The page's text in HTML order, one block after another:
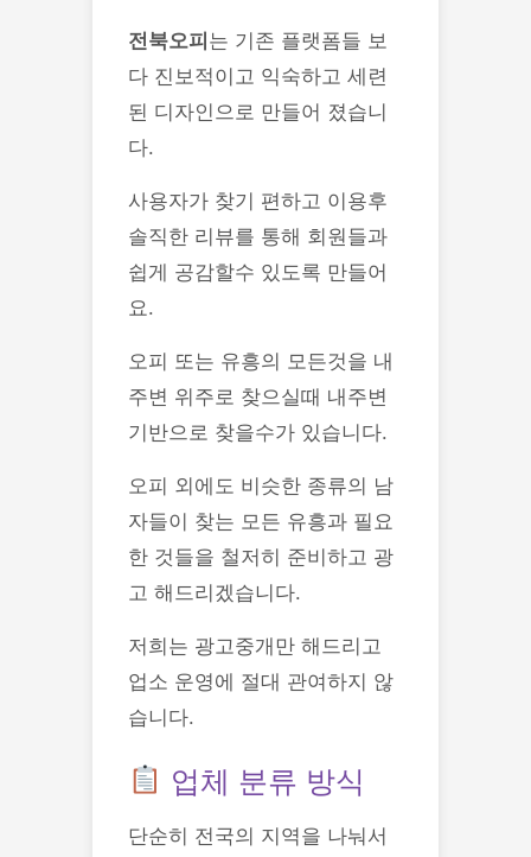
전북오피는 기존 플랫폼들 보
다 진보적이고 익숙하고 세련
된 디자인으로 만들어 졌습니
다.
사용자가 찾기 편하고 이용후
솔직한 리뷰를 통해 회원들과
쉽게 공감할수 있도록 만들어
요.
오피 또는 유흥의 모든것을 내
주변 위주로 찾으실때 내주변
기반으로 찾을수가 있습니다.
오피 외에도 비슷한 종류의 남
자들이 찾는 모든 유흥과 필요
한 것들을 철저히 준비하고 광
고 해드리겠습니다.
저희는 광고중개만 해드리고
업소 운영에 절대 관여하지 않
습니다.
업체 분류 방식
단순히 전국의 지역을 나눠서